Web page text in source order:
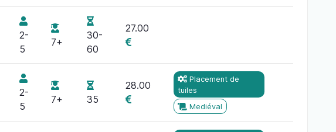
2-
5
7+
30-
60
27.00
2-
5
7+ 35
28.00
Placement de
tuiles
Mediéval